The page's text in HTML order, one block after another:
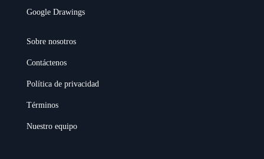
Google Drawings
Sobre nosotros
Contáctenos
Política de privacidad
Términos
Nuestro equipo